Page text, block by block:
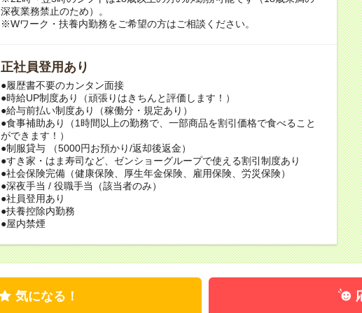
深夜業務禁止のため）。
※Wワーク・扶養内勤務をご希望の方はご相談ください。
正社員登用あり
●履歴書不要のカンタン面接
●時給UP制度あり（頑張りはきちんと評価します！）
●給与前払い制度あり（稼働分・規定あり）
●食事補助あり（1時間以上の勤務で、一部商品を割引価格で食べること
ができます！）
●制服貸与 （5000円お預かり/返却後返金）
●すき家・はま寿司など、ゼンショーグループで使える割引制度あり
●社会保険完備（健康保険、厚生年金保険、雇用保険、労災保険）
●深夜手当 / 役職手当（該当者のみ）
●社員登用あり
●扶養控除内勤務
●屋内禁煙
気になる！